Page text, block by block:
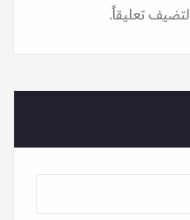
لتضيف تعليقاً.